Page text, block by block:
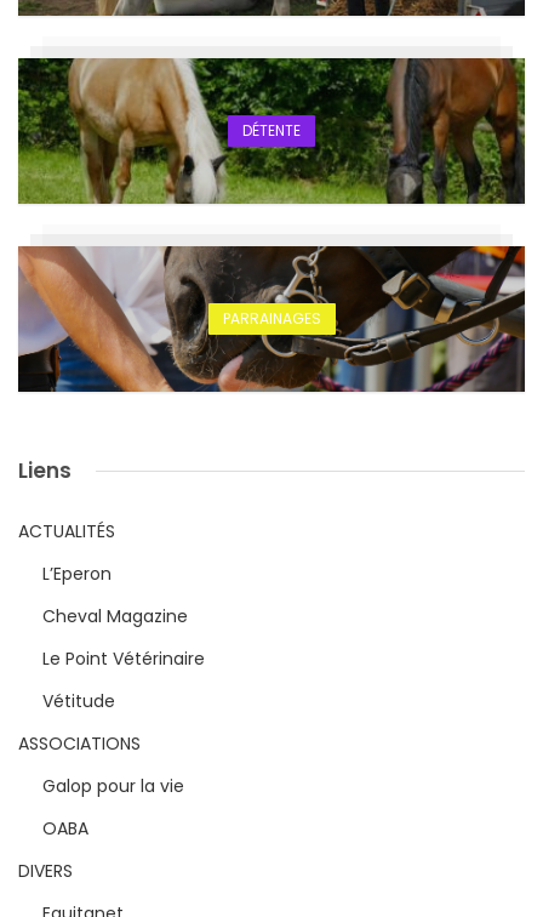
DÉTENTE
PARRAINAGES
Liens
ACTUALITÉS
L’Eperon
Cheval Magazine
Le Point Vétérinaire
Vétitude
ASSOCIATIONS
Galop pour la vie
OABA
DIVERS